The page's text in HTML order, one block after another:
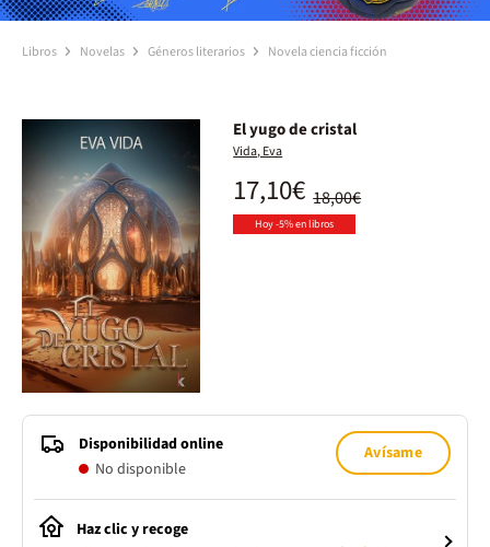
Libros Novelas Géneros literarios Novela ciencia ficción
El yugo de cristal
Vida, Eva
18,00€
17,10€
Hoy -5% en libros
Disponibilidad online
No disponible
Avísame
Haz clic y recoge